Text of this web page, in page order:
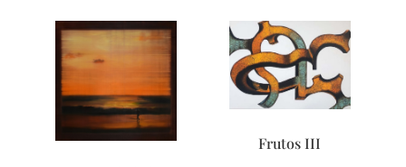
Frutos III